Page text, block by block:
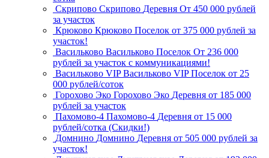
Скрипово Скрипово Деревня От 450 000 рублей
за участок
Крюково Крюково Поселок от 375 000 рублей за
участок!
Васильково Васильково Поселок От 236 000
рублей за участок с коммуникациями!
Васильково VIP Васильково VIP Поселок от 25
000 рублей/соток
Горохово Эко Горохово Эко Деревня от 185 000
рублей за участок
Пахомово-4 Пахомово-4 Деревня от 15 000
рублей/сотка (Скидки!)
Домнино Домнино Деревня от 505 000 рублей за
участок!